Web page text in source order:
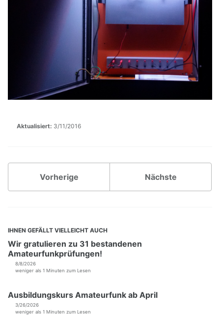
Relais-Anbindung
DUNDi Netzübersicht
IMPRESSUM
Aktualisiert: 3/11/2016
Vorherige Nächste
IHNEN GEFÄLLT VIELLEICHT AUCH
Wir gratulieren zu 31 bestandenen
Amateurfunkprüfungen!
8/8/2026
weniger als 1 Minuten zum Lesen
Ausbildungskurs Amateurfunk ab April
3/26/2026
weniger als 1 Minuten zum Lesen